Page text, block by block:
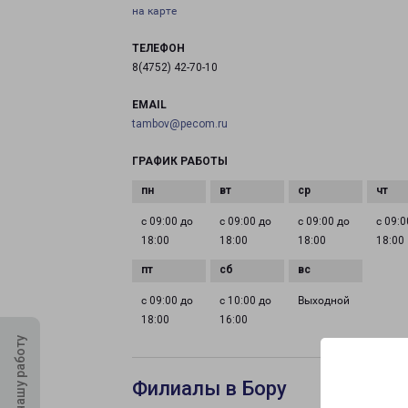
на карте
ТЕЛЕФОН
8(4752) 42-70-10
EMAIL
tambov@pecom.ru
ГРАФИК РАБОТЫ
с 09:00 до
18:00
с 09:00 до
18:00
с 09:00 до
18:00
с
18:00
с 09:00 до
18:00
с 10:00 до
16:00
Выходной
Филиалы в Бору